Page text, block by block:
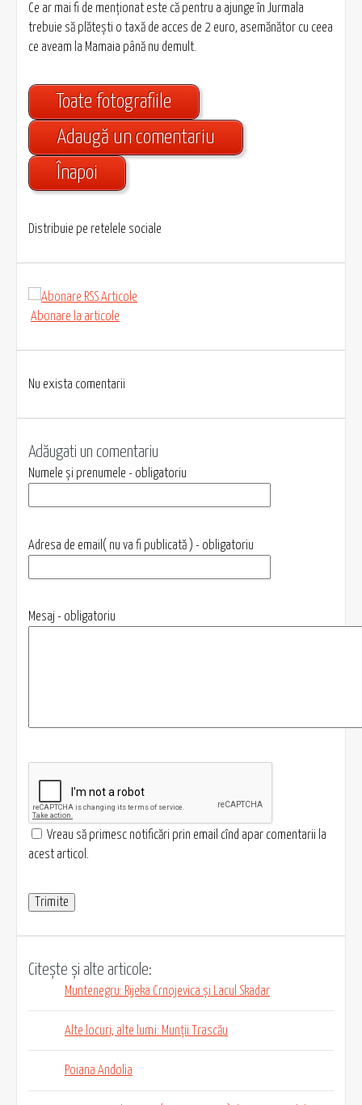
Ce ar mai fi de menţionat este că pentru a ajunge în Jurmala
trebuie să plăteşti o taxă de acces de 2 euro, asemănător cu ceea
ce aveam la Mamaia până nu demult.
Toate fotografiile
Adaugă un comentariu
Înapoi
Distribuie pe retelele sociale
Abonare la articole
Nu exista comentarii
Adăugati un comentariu
Numele și prenumele - obligatoriu
Adresa de email( nu va fi publicată ) - obligatoriu
Mesaj - obligatoriu
Vreau să primesc notificări prin email cînd apar comentarii la
acest articol.
Citește și alte articole:
Muntenegru: Rijeka Crnojevica și Lacul Skadar
Alte locuri, alte lumi: Munții Trascău
Poiana Andolia